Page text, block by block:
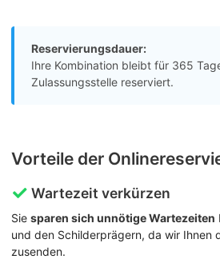
Reservierungsdauer:
Ihre Kombination bleibt für 365
Zulassungsstelle reserviert.
Vorteile der
Wartezeit verkürzen
Sie sparen sich unnötige Wartezeiten
und den Schilderprägern, da wir Ihnen
zusenden.